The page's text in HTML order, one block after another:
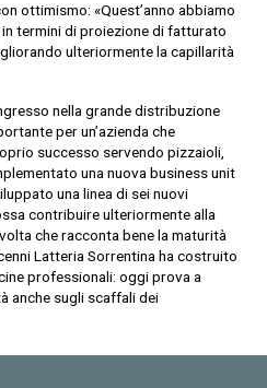
ottimismo: «Quest’anno abbiamo
termini di proiezione di fatturato
ulteriormente la capillarità
nella grande distribuzione
per un’azienda che
successo servendo pizzaioli,
una nuova business unit
una linea di sei nuovi
contribuire ulteriormente alla
che racconta bene la maturità
Latteria Sorrentina ha costruito
professionali: oggi prova a
anche sugli scaffali dei